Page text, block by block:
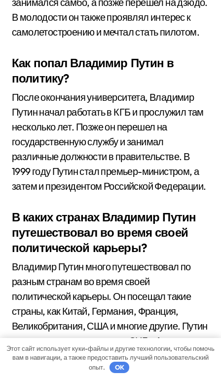
В молодости он также проявлял интерес к
самолетостроению и мечтал стать пилотом.
Как попал Владимир Путин в
политику?
После окончания университета, Владимир
Путин начал работать в КГБ и прослужил там
несколько лет. Позже он перешел на
государственную службу и занимал
различные должности в правительстве. В
1999 году Путин стал премьер-министром, а
затем и президентом Российской Федерации.
В каких странах Владимир Путин
путешествовал во время своей
политической карьеры?
Владимир Путин много путешествовал по
разным странам во время своей
политической карьеры. Он посещал такие
страны, как Китай, Германия, Франция,
Великобритания, США и многие другие. Путин
также часто ездит в страны СНГ и Азии для
участия в международных событиях.
Этот сайт использует куки-файлы и другие технологии, чтобы помочь
вам в навигации, а также предоставить лучший пользовательский
опыт.
OK